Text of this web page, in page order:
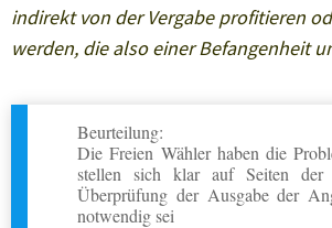
indirekt von der Vergabe profitieren
werden, die also einer Befangenheit
Beurteilung:
Die Freien Wähler haben die
stellen sich klar auf Seiten der
Überprüfung der Ausgabe der
notwendig sei